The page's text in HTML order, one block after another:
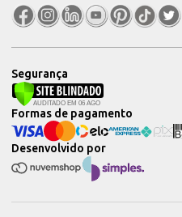
Segurança
Desenvolvido por
Formas de pagamento